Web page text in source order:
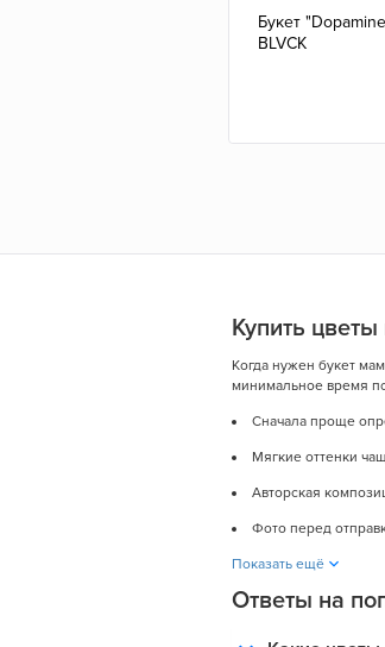
Букет
BLVCK
Купить
Когда нужен букет
минимальное время
Сначала проще
Мягкие оттенки
Авторская
Фото перед
Показать ещё
Ответы на